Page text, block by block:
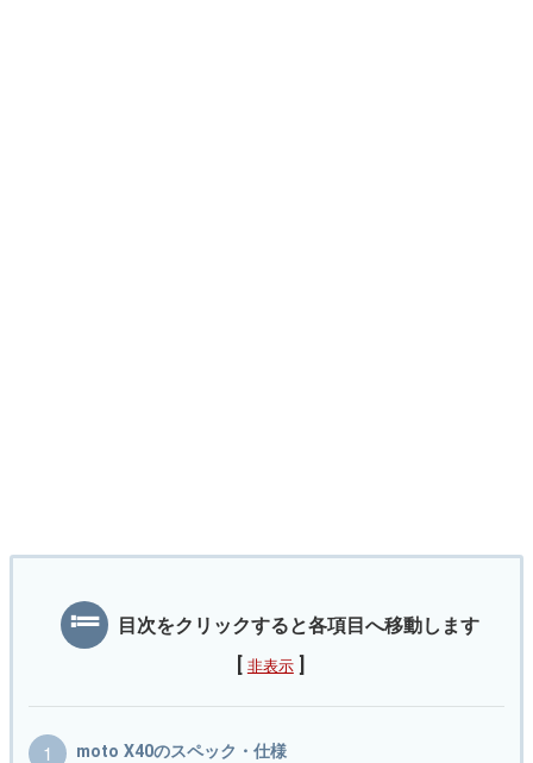
目次をクリックすると各項目へ移動します
非表示
moto X40のスペック・仕様